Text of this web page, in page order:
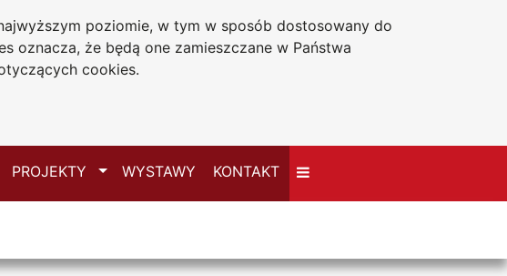
poziomie, w tym w sposób dostosowany do
oznacza, że będą one zamieszczane w Państwa
cookies.
Deklaracja dostępności
PROJEKTY Przełącz
WYSTAWY KONTAKT